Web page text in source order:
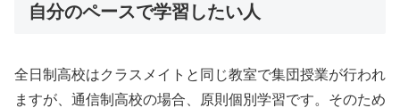
自分のペースで学習したい人
全日制高校はクラスメイトと同じ教室で集団授業が行われ
ますが、通信制高校の場合、原則個別学習です。そのため